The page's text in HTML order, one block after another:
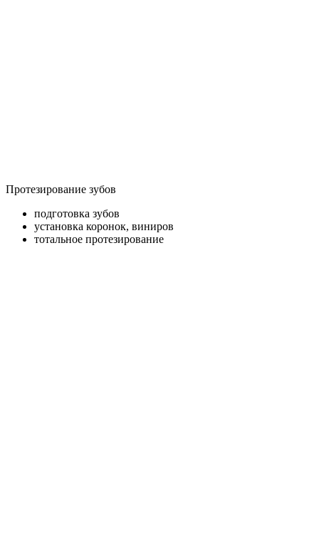
Протезирование зубов
подготовка зубов
установка коронок, виниров
тотальное протезирование